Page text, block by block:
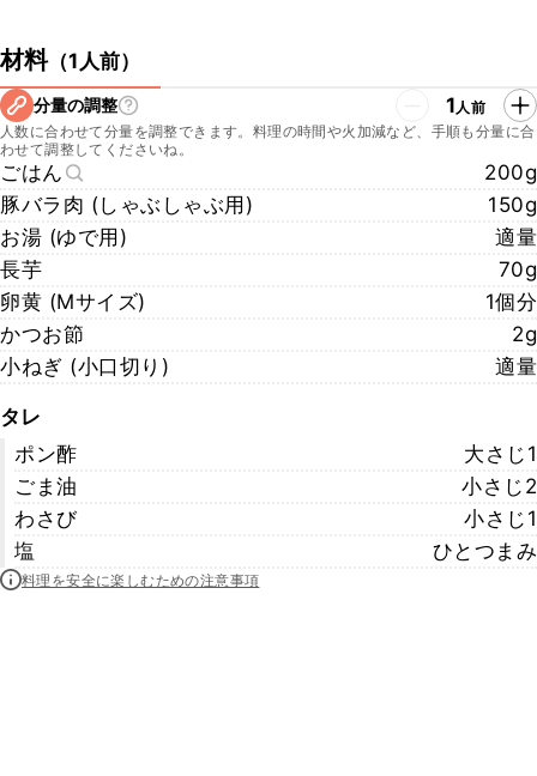
材料（1人前）
分量の調整 1人前
人数に合わせて分量を調整できます。料理の時間や火加減など、手順も分量に合
わせて調整してくださいね。
ごはん
200g
豚バラ肉 (しゃぶしゃぶ用)
150g
お湯 (ゆで用)
適量
長芋
70g
卵黄 (Mサイズ)
1個分
かつお節
2g
小ねぎ (小口切り)
適量
タレ
ポン酢
大さじ1
ごま油
小さじ2
わさび
小さじ1
塩
ひとつまみ
料理を安全に楽しむための注意事項